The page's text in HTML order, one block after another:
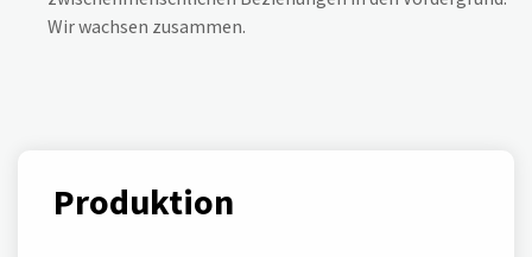
Wir wachsen zusammen.
Produktion